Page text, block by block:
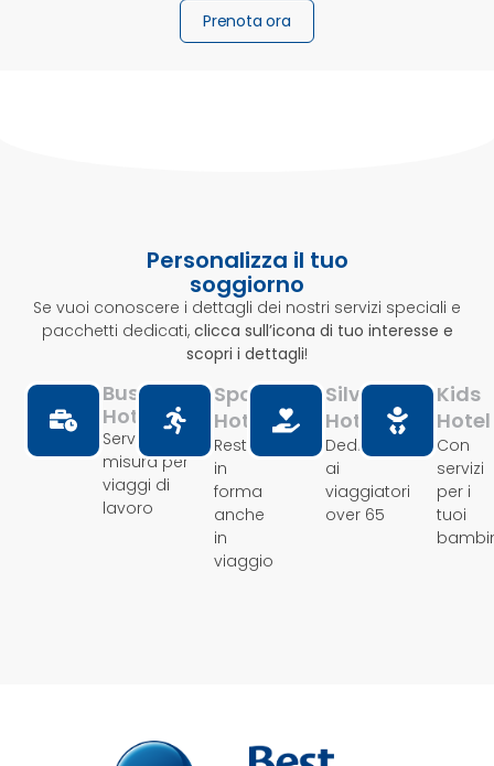
Prenota ora
Personalizza il tuo
soggiorno
Se vuoi conoscere i dettagli dei nostri servizi speciali e
pacchetti dedicati, clicca sull’icona di tuo interesse e
scopri i dettagli!
Business
Hotel
Servizi su
misura per
viaggi di
lavoro
Sport
Hotel
Resta
in
forma
anche
in
viaggio
Silver
Hotel
Dedicato
ai
viaggiatori
over 65
Kids
Hotel
Con
servizi
per i
tuoi